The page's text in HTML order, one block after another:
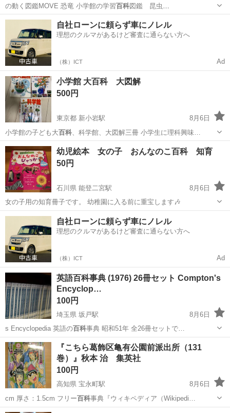
の動く図鑑MOVE 恐竜 小学館の学習百科図鑑 昆虫
魚貝…
千葉 松戸市 大町駅 雑誌
自社ローンに頼らず車にノレル
理想のクルマがあるけど審査に通らない方へ
（株）ICT Ad
小学館 大百科 大図解
500円
東京都 新小岩駅
8月6日
小学館の子ども大百科、科学館、大図解三冊 小学生に理科興味…
東京 葛飾区 新小岩駅 パズル 小学館
幼児絵本 女の子 おんなのこ百科 知育
50円
石川県 能登二宮駅
8月6日
女の子用の知育冊子です。 幼稚園に入る前に重宝します🎶
石川 鹿島郡 能登二宮駅 パズル
自社ローンに頼らず車にノレル
理想のクルマがあるけど審査に通らない方へ
（株）ICT Ad
英語百科事典 (1976) 26冊セット Compton's
Encyclop…
100円
埼玉県 坂戸駅
8月6日
s Encyclopedia 英語の百科事典 昭和51年 全26冊セットで…
埼玉 坂戸市 坂戸駅 語学、辞書
『こちら葛飾区亀有公園前派出所（131
巻）』秋本 治 集英社
100円
高知県 宝永町駅
8月6日
cm 厚さ：1.5cm フリー百科事典『ウィキペディア（Wikipedi…